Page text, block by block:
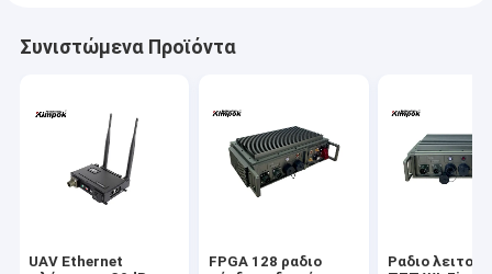
Συνιστώμενα Προϊόντα
UAV Ethernet
FPGA 128 ραδιο
Ραδιο